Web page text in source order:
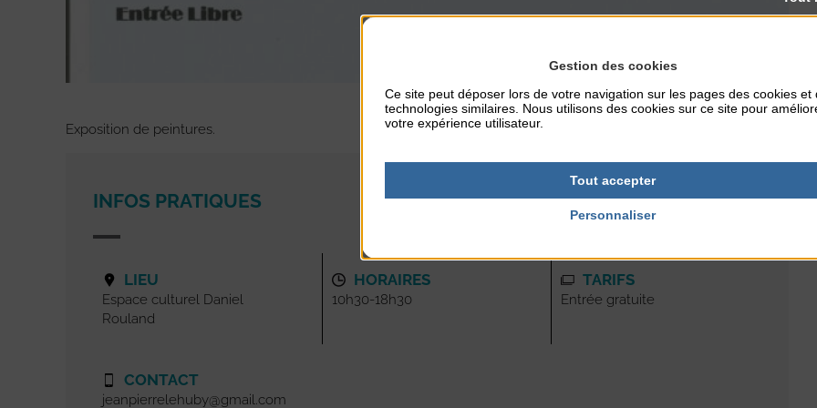
Exposition de peintures.
INFOS PRATIQUES
LIEU
Espace culturel Daniel
Rouland
CONTACT
jeanpierrelehuby@gmail.com
HORAIRES
10h30-18h30
TARIFS
Entrée gratuite
Gestion des cookies
Ce site peut déposer lors de votre navigation sur les pages des cookies et
technologies similaires. Nous utilisons des cookies sur ce site pour
votre expérience utilisateur.
Tout accepter
Personnaliser